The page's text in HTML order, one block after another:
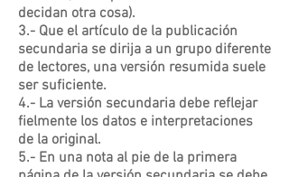
decidan otra cosa).
3.- Que el artículo de la publicación
secundaria se dirija a un grupo diferente
de lectores, una versión resumida suele
ser suficiente.
4.- La versión secundaria debe reflejar
fielmente los datos e interpretaciones
de la original.
5.- En una nota al pie de la primera